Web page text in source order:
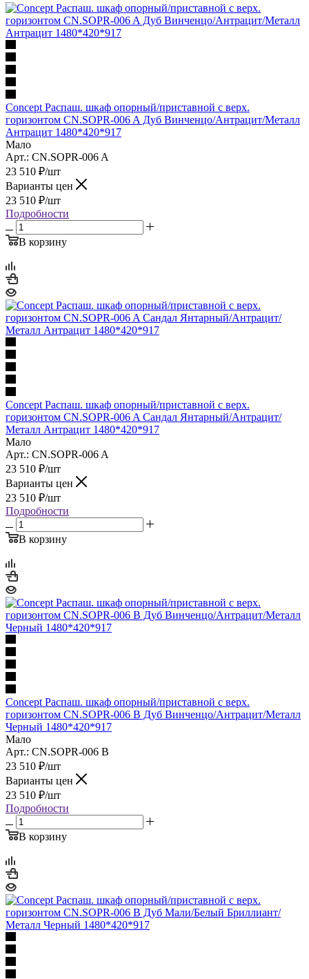
Concept Распаш. шкаф опорный/приставной с верх.
горизонтом CN.SOPR-006 A Дуб Винченцо/Антрацит/Металл
Антрацит 1480*420*917
Мало
Арт.: CN.SOPR-006 A
23 510 ₽/шт
Варианты цен
23 510 ₽/шт
Подробности
В корзину
Concept Распаш. шкаф опорный/приставной с верх.
горизонтом CN.SOPR-006 A Сандал Янтарный/Антрацит/
Металл Антрацит 1480*420*917
Мало
Арт.: CN.SOPR-006 A
23 510 ₽/шт
Варианты цен
23 510 ₽/шт
Подробности
В корзину
Concept Распаш. шкаф опорный/приставной с верх.
горизонтом CN.SOPR-006 B Дуб Винченцо/Антрацит/Металл
Черный 1480*420*917
Мало
Арт.: CN.SOPR-006 B
23 510 ₽/шт
Варианты цен
23 510 ₽/шт
Подробности
В корзину